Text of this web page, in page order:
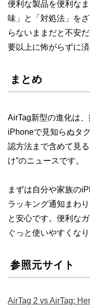
便利な製品を便利な
味」と「対処法」を
らないままだと不安
要以上に怖がらずに済
まとめ
AirTag新型の進化は
iPhoneで見知らぬタ
認方法まで含めて見
け”のニュースです。
まずは自分や家族の
ラッキング通知まわ
と安心です。便利な
ぐっと使いやすくなり
参照元サイト
AirTag 2 vs AirTag: